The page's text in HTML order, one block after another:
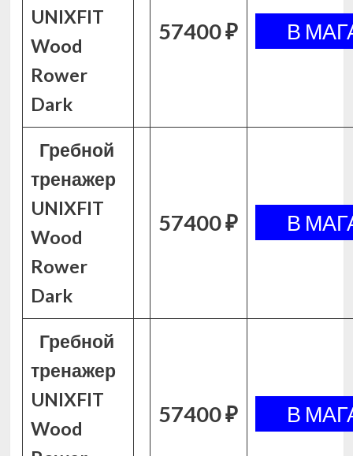
UNIXFIT
Wood
Rower
Dark
57400 ₽
Гребной
тренажер
UNIXFIT
Wood
Rower
Dark
57400 ₽
Гребной
тренажер
UNIXFIT
Wood
57400 ₽